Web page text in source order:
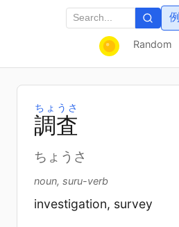
Random
例
調査
ちょうさ
ちょうさ
noun, suru-verb
investigation, survey